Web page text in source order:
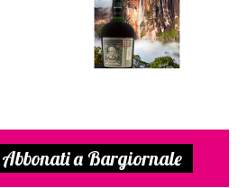
Abbonati a Bargiornale